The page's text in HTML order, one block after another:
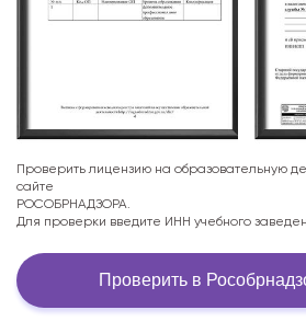
Проверить лицензию на образовательную
сайте
РОСОБРНАДЗОРА.
Для проверки введите ИНН учебного
Проверить в